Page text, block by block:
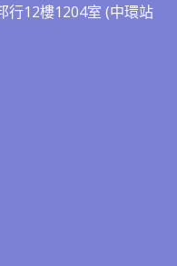
行12樓1204室 (中環站